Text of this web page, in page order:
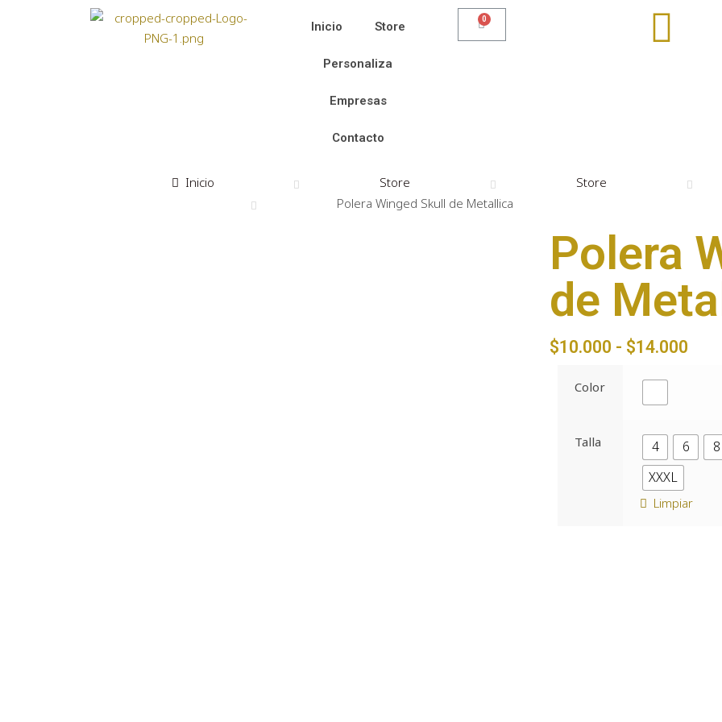
Inicio Store
Personaliza
Empresas
Contacto
Inicio Store Store
Polera Winged Skull de Metallica
Polera
de
$10.000 - $14.000
Color
Talla 4 6 8
XXXL
Limpiar